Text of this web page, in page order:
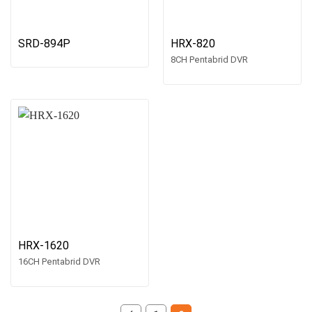
SRD-894P HRX-820
8CH Pentabrid DVR
HRX-1620
16CH Pentabrid DVR